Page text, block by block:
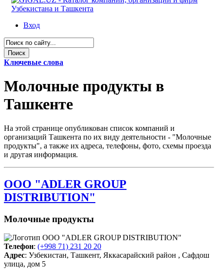
Вход
Ключевые слова
Молочные продукты в
Ташкенте
На этой странице опубликован список компаний и
организаций Ташкента по их виду деятельности - "Молочные
продукты", а также их адреса, телефоны, фото, схемы проезда
и другая информация.
OOO "ADLER GROUP
DISTRIBUTION"
Молочные продукты
Телефон: (+998 71) 231 20 20
Адрес: Узбекистан, Ташкент, Яккасарайский район , Сафдош
улица, дом 5